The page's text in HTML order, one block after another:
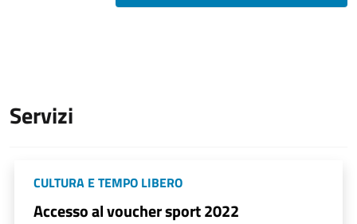
Servizi
CULTURA E TEMPO LIBERO
Accesso al voucher sport 2022